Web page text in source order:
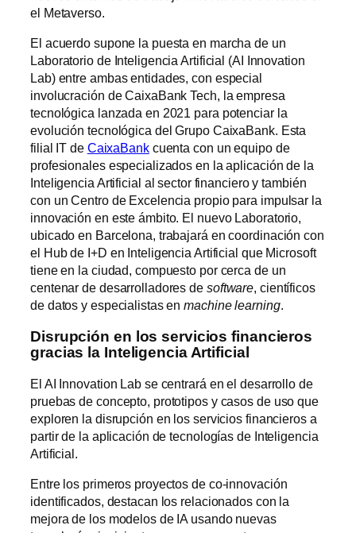
el Metaverso.
El acuerdo supone la puesta en marcha de un
Laboratorio de Inteligencia Artificial (AI Innovation
Lab) entre ambas entidades, con especial
involucración de CaixaBank Tech, la empresa
tecnológica lanzada en 2021 para potenciar la
evolución tecnológica del Grupo CaixaBank. Esta
filial IT de CaixaBankcuenta con un equipo de
profesionales especializados en la aplicación de la
Inteligencia Artificial al sector financiero y también
con un Centro de Excelencia propio para impulsar la
innovación en este ámbito. El nuevo Laboratorio,
ubicado en Barcelona, trabajará en coordinación con
el Hub de I+D en Inteligencia Artificial que Microsoft
tiene en la ciudad, compuesto por cerca de un
centenar de desarrolladores de software, científicos
de datos y especialistas enmachine learning.
Disrupción en los servicios financieros
gracias la Inteligencia Artificial
El AI Innovation Lab se centrará en el desarrollo de
pruebas de concepto, prototipos y casos de uso que
exploren la disrupción en los servicios financieros a
partir de la aplicación de tecnologías de Inteligencia
Artificial.
Entre los primeros proyectos de co-innovación
identificados, destacan los relacionados con la
mejora de los modelos de IA usando nuevas